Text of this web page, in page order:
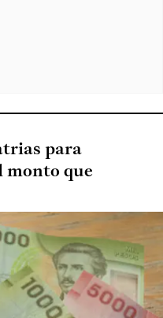
para
monto que